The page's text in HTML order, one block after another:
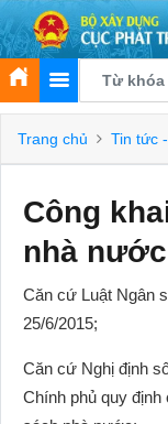
Trang chủ Tin tức
Công
nhà
Căn cứ Luật Ngân
25/6/2015;
Căn cứ Nghị định
Chính phủ quy định